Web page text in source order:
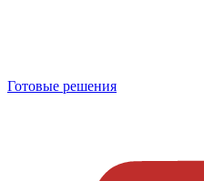
Готовые решения